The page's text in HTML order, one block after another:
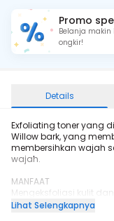
Promo
Belanja
ongkir!
Details
Exfoliating toner yang
Willow bark, yang
membersihkan wajah
wajah.
MANFAAT
Mengeksfoliasi kulit
Mencerahkan Wajah
Lihat Selengkapnya